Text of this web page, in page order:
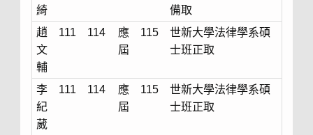
綺
備取
趙
文
輔
111 114
應
屆
115
世新大學法律學系碩
士班正取
李
紀
葳
111 114
應
屆
115
世新大學法律學系碩
士班正取